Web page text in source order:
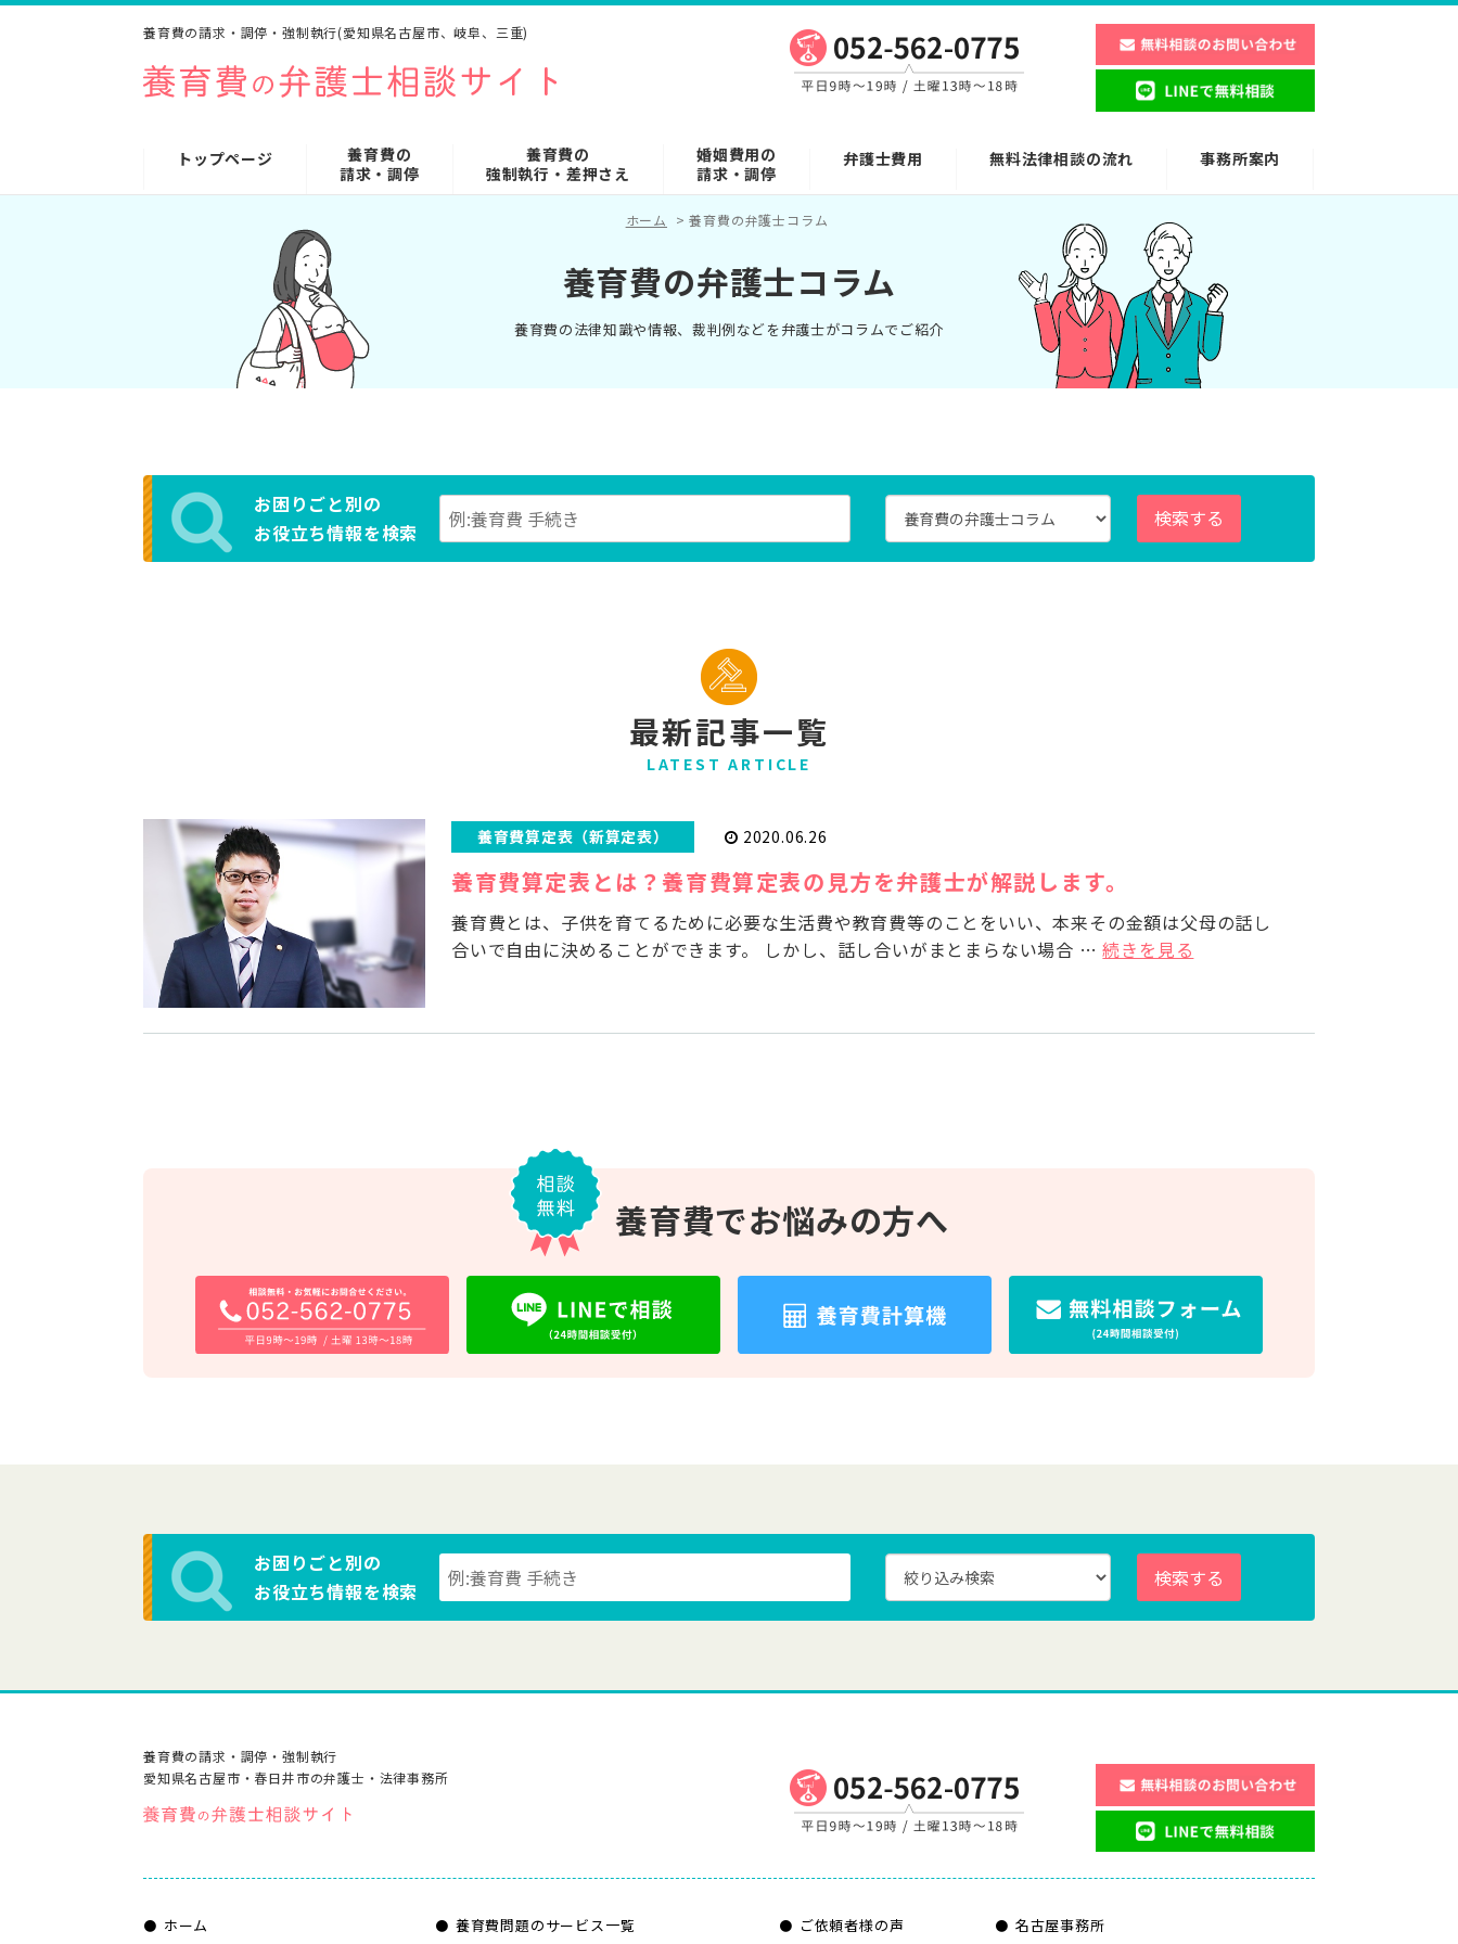
養育費の請求・調停・強制執行(愛知県名古屋市、岐阜、三重)
トップページ
養育費の
請求・調停
養育費の
強制執行・差押さえ
婚姻費用の
請求・調停
弁護士費用 無料法律相談の流れ 事務所案内
ホーム >養育費の弁護士コラム
養育費の弁護士コラム
養育費の法律知識や情報、裁判例などを弁護士がコラムでご紹介
お困りごと別の
お役立ち情報を検索
検索する
最新記事一覧
LATEST ARTICLE
養育費算定表（新算定表） 2020.06.26
養育費算定表とは？養育費算定表の見方を弁護士が解説します。
養育費とは、子供を育てるために必要な生活費や教育費等のことをいい、本来その金額は父母の話し
合いで自由に決めることができます。 しかし、話し合いがまとまらない場合 …続きを見る
養育費でお悩みの方へ
お困りごと別の
お役立ち情報を検索
検索する
養育費の請求・調停・強制執行
愛知県名古屋市・春日井市の弁護士・法律事務所
ホーム 養育費問題のサービス一覧 ご依頼者様の声 名古屋事務所